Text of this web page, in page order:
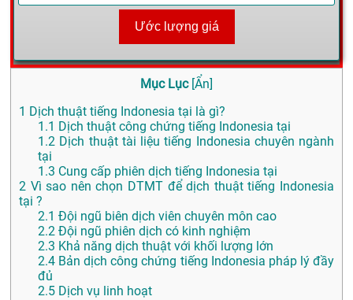
Ước lượng giá
Mục Lục [Ẩn]
1 Dịch thuật tiếng Indonesia tại là gì?
1.1 Dịch thuật công chứng tiếng Indonesia tại
1.2 Dịch thuật tài liệu tiếng Indonesia chuyên ngành
tại
1.3 Cung cấp phiên dịch tiếng Indonesia tại
2 Vì sao nên chọn DTMT để dịch thuật tiếng Indonesia
tại ?
2.1 Đội ngũ biên dịch viên chuyên môn cao
2.2 Đội ngũ phiên dịch có kinh nghiệm
2.3 Khả năng dịch thuật với khối lượng lớn
2.4 Bản dịch công chứng tiếng Indonesia pháp lý đầy
đủ
2.5 Dịch vụ linh hoạt